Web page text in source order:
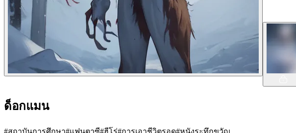
ด็อกแมน
#สถาบันการศึกษา#แฟนตาซี#ฮีโร่#การเอาชีวิตรอด#หนังระทึกขวัญ